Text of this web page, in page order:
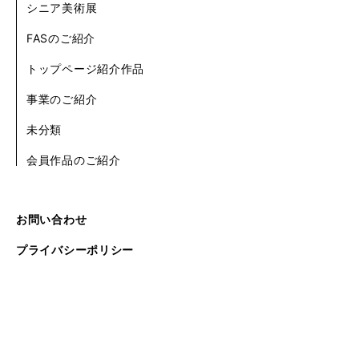
シニア美術展
FASのご紹介
トップページ紹介作品
事業のご紹介
未分類
会員作品のご紹介
お問い合わせ
プライバシーポリシー